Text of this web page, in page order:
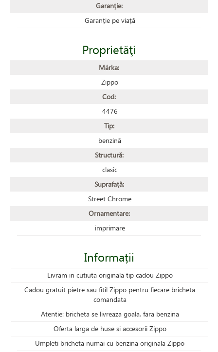
Garanție:
Garanție pe viață
Proprietăţi
Márka:
Zippo
Cod:
4476
Tip:
benzină
Structură:
clasic
Suprafață:
Street Chrome
Ornamentare:
imprimare
Informații
Livram in cutiuta originala tip cadou Zippo
Cadou gratuit pietre sau fitil Zippo pentru fiecare bricheta
comandata
Atentie: bricheta se livreaza goala, fara benzina
Oferta larga de huse si accesorii Zippo
Umpleti bricheta numai cu benzina originala Zippo